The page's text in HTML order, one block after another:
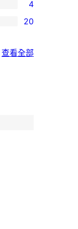
4
20
查看全部